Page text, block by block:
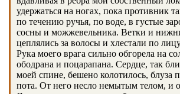
удержаться на ногах, пока противник
по течению ручья, по воде, в густые
сосны и можжевельника. Ветки и
цеплялись за волосы и хлестали по
Рука моего врага сильно обгорела на
ободрана и поцарапана. Сердце, так
моей спине, бешено колотилось, блуза
пота. От него несло немытым телом, и